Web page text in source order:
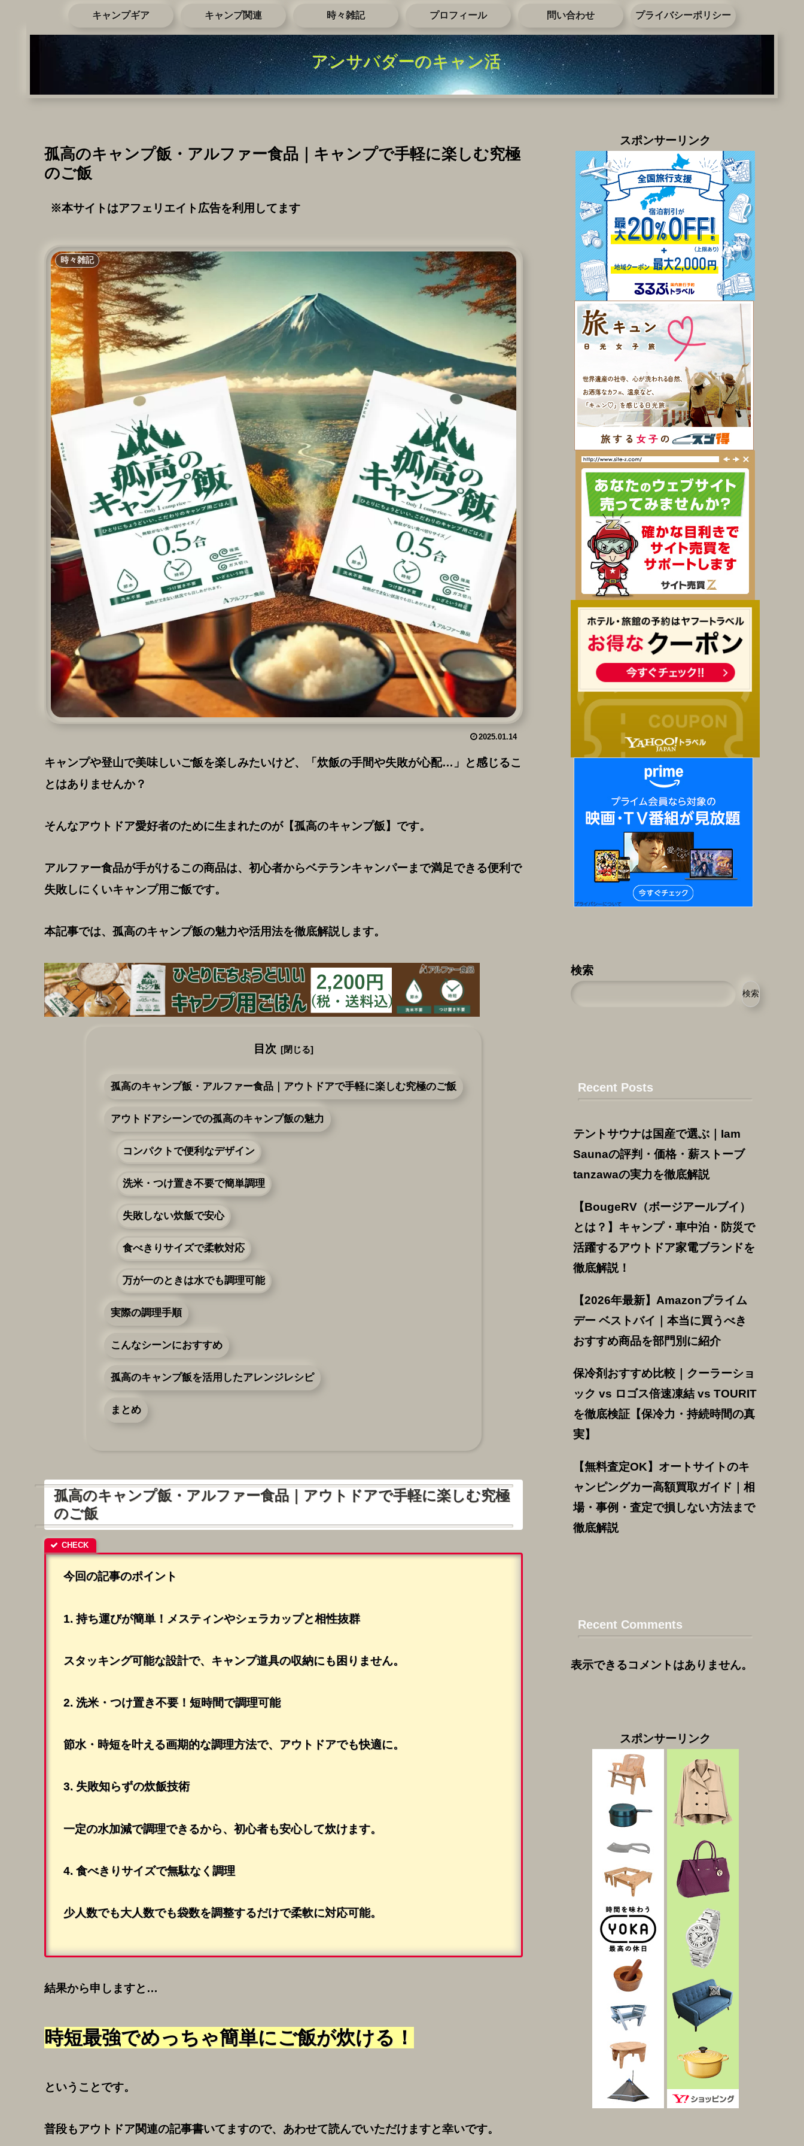
アンサバダーのキャン活
キャンプギア キャンプ関連 時々雑記 プロフィール 問い合わせ プライバシーポリシー
孤高のキャンプ飯・アルファー食品｜キャンプで手軽に楽しむ究極
のご飯
※本サイトはアフェリエイト広告を利用してます
時々雑記
2025.01.14
キャンプや登山で美味しいご飯を楽しみたいけど、「炊飯の手間や失敗が心配…」と感じるこ
とはありませんか？
そんなアウトドア愛好者のために生まれたのが【孤高のキャンプ飯】です。
アルファー食品が手がけるこの商品は、初心者からベテランキャンパーまで満足できる便利で
失敗しにくいキャンプ用ご飯です。
本記事では、孤高のキャンプ飯の魅力や活用法を徹底解説します。
目次
孤高のキャンプ飯・アルファー食品｜アウトドアで手軽に楽しむ究極のご飯
アウトドアシーンでの孤高のキャンプ飯の魅力
コンパクトで便利なデザイン
洗米・つけ置き不要で簡単調理
失敗しない炊飯で安心
食べきりサイズで柔軟対応
万が一のときは水でも調理可能
実際の調理手順
こんなシーンにおすすめ
孤高のキャンプ飯を活用したアレンジレシピ
まとめ
孤高のキャンプ飯・アルファー食品｜アウトドアで手軽に楽しむ究極
のご飯
今回の記事のポイント
1. 持ち運びが簡単！メスティンやシェラカップと相性抜群
スタッキング可能な設計で、キャンプ道具の収納にも困りません。
2. 洗米・つけ置き不要！短時間で調理可能
節水・時短を叶える画期的な調理方法で、アウトドアでも快適に。
3. 失敗知らずの炊飯技術
一定の水加減で調理できるから、初心者も安心して炊けます。
4. 食べきりサイズで無駄なく調理
少人数でも大人数でも袋数を調整するだけで柔軟に対応可能。
結果から申しますと…
時短最強でめっちゃ簡単にご飯が炊ける！
ということです。
普段もアウトドア関連の記事書いてますので、あわせて読んでいただけますと幸いです。
スポンサーリンク
検索
検索
Recent Posts
テントサウナは国産で選ぶ｜Iam
Saunaの評判・価格・薪ストーブ
tanzawaの実力を徹底解説
【BougeRV（ボージアールブイ）
とは？】キャンプ・車中泊・防災で
活躍するアウトドア家電ブランドを
徹底解説！
【2026年最新】Amazonプライム
デー ベストバイ｜本当に買うべき
おすすめ商品を部門別に紹介
保冷剤おすすめ比較｜クーラーショ
ック vs ロゴス倍速凍結 vs TOURIT
を徹底検証【保冷力・持続時間の真
実】
【無料査定OK】オートサイトのキ
ャンピングカー高額買取ガイド｜相
場・事例・査定で損しない方法まで
徹底解説
Recent Comments
表示できるコメントはありません。
スポンサーリンク